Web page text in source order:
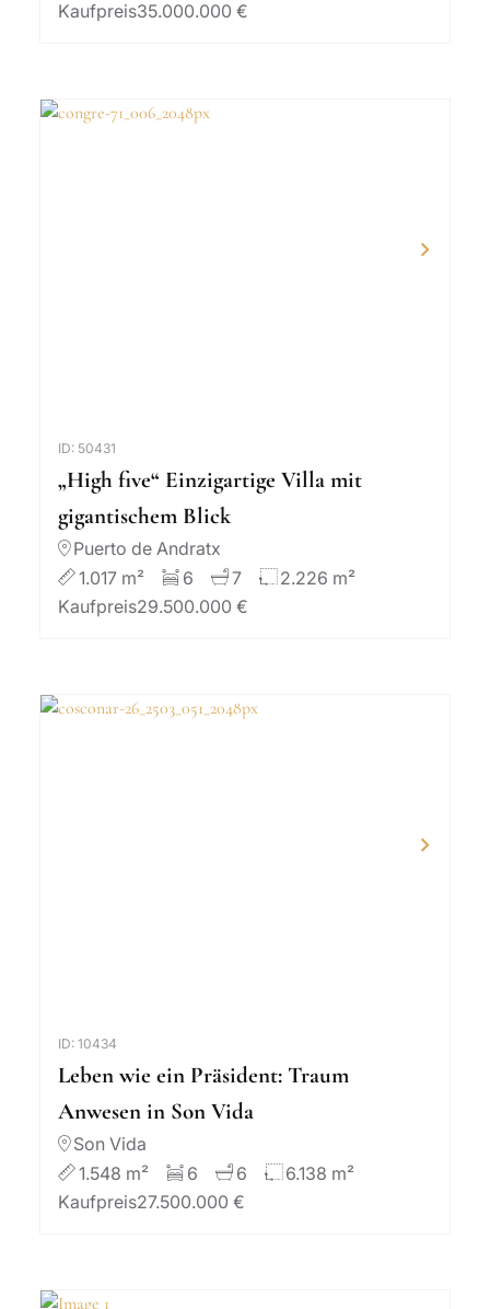
Kaufpreis35.000.000 €
ID: 50431
„High five“ Einzigartige Villa mit
gigantischem Blick
Puerto de Andratx
1.017 m²
6 7
2.226 m²
Kaufpreis29.500.000 €
ID: 10434
Leben wie ein Präsident: Traum
Anwesen in Son Vida
Son Vida
1.548 m²
6 6
6.138 m²
Kaufpreis27.500.000 €